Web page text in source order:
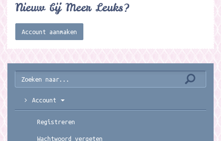
Nieuw bij Meer Leuks?
Account aanmaken
Account
Registreren
Wachtwoord vergeten